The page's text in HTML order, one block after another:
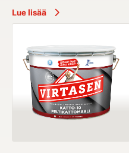
Lue lisää